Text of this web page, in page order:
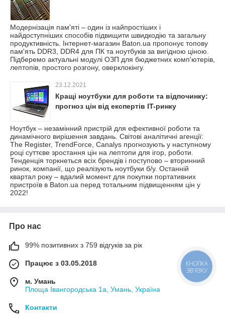
Модернізація пам'яті – один із найпростіших і
найдоступніших способів підвищити швидкодію та загальну
продуктивність. Інтернет-магазин Baton.ua пропонує топову
пам'ять DDR3, DDR4 для ПК та ноутбуків за вигідною ціною.
Підберемо актуальні модулі ОЗП для бюджетних комп'ютерів,
лептопів, простого розгону, оверклокінгу.
23.12.2021
Кращі ноутбуки для роботи та відпочинку:
прогноз цін від експертів IT-ринку
Ноутбук – незамінний пристрій для ефективної роботи та
динамічного вирішення завдань. Світові аналітичні агенції:
The Register, TrendForce, Canalys прогнозують у наступному
році суттєве зростання цін на лептопи для ігор, роботи.
Тенденція торкнеться всіх брендів і поступово – вторинний
ринок, компанії, що реалізують ноутбуки б/у. Останній
квартал року – вдалий момент для покупки портативних
пристроїв в Baton.ua перед тотальним підвищенням цін у
2022!
Про нас
99% позитивних з 759 відгуків за рік
Працює з 03.05.2018
м. Умань
Площа Івангородська 1а, Умань, Україна
Контакти
КНОПКА
ЗВ'ЯЗКУ